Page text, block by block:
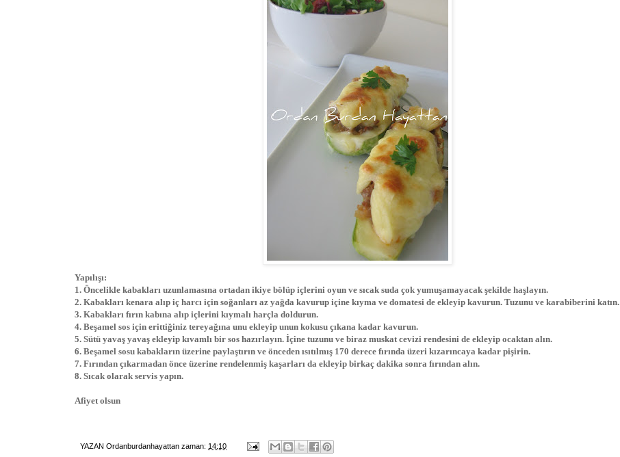
Yapılışı:
1. Öncelikle kabakları uzunlamasına ortadan ikiye bölüp içlerini oyun ve sıcak suda çok yumuşamayacak şekilde haşlayın.
2. Kabakları kenara alıp iç harcı için soğanları az yağda kavurup içine kıyma ve domatesi de ekleyip kavurun. Tuzunu ve karabiberini katın.
3. Kabakları fırın kabına alıp içlerini kıymalı harçla doldurun.
4. Beşamel sos için erittiğiniz tereyağına unu ekleyip unun kokusu çıkana kadar kavurun.
5. Sütü yavaş yavaş ekleyip kıvamlı bir sos hazırlayın. İçine tuzunu ve biraz muskat cevizi rendesini de ekleyip ocaktan alın.
6. Beşamel sosu kabakların üzerine paylaştırın ve önceden ısıtılmış 170 derece fırında üzeri kızarıncaya kadar pişirin.
7. Fırından çıkarmadan önce üzerine rendelenmiş kaşarları da ekleyip birkaç dakika sonra fırından alın.
8. Sıcak olarak servis yapın.
Afiyet olsun
YAZAN Ordanburdanhayattan zaman: 14:10